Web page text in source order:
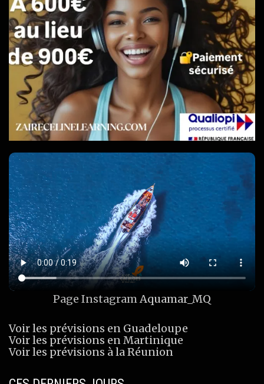
Page InstagramAquamar_MQ
Voir les prévisions en Guadeloupe
Voir les prévisions en Martinique
Voir les prévisions à la Réunion